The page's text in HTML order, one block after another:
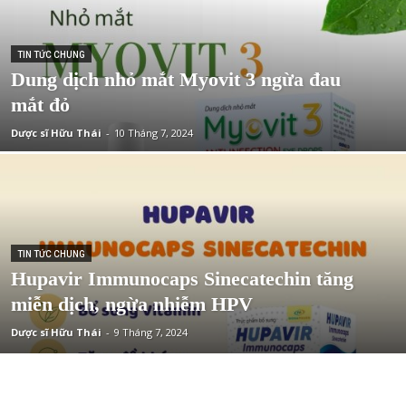
TIN TỨC CHUNG
Dung dịch nhỏ mắt Myovit 3 ngừa đau
mắt đỏ
Dược sĩ Hữu Thái - 10 Tháng 7, 2024
TIN TỨC CHUNG
Hupavir Immunocaps Sinecatechin tăng
miễn dịch, ngừa nhiễm HPV
Dược sĩ Hữu Thái - 9 Tháng 7, 2024